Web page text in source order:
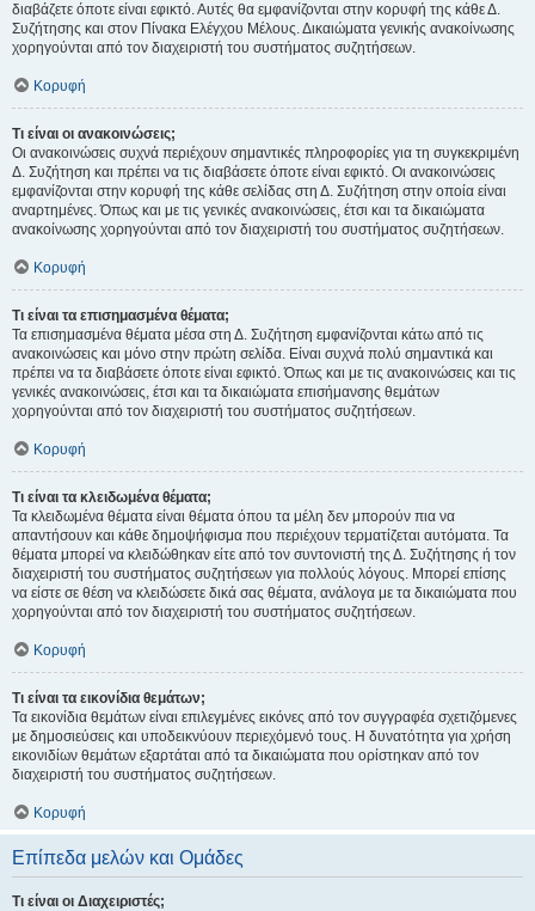
διαβάζετε όποτε είναι εφικτό. Αυτές θα εμφανίζονται στην κορυφή της κάθε Δ.
Συζήτησης και στον Πίνακα Ελέγχου Μέλους. Δικαιώματα γενικής ανακοίνωσης
χορηγούνται από τον διαχειριστή του συστήματος συζητήσεων.
Κορυφή
Τι είναι οι ανακοινώσεις;
Οι ανακοινώσεις συχνά περιέχουν σημαντικές πληροφορίες για τη συγκεκριμένη
Δ. Συζήτηση και πρέπει να τις διαβάσετε όποτε είναι εφικτό. Οι ανακοινώσεις
εμφανίζονται στην κορυφή της κάθε σελίδας στη Δ. Συζήτηση στην οποία είναι
αναρτημένες. Όπως και με τις γενικές ανακοινώσεις, έτσι και τα δικαιώματα
ανακοίνωσης χορηγούνται από τον διαχειριστή του συστήματος συζητήσεων.
Κορυφή
Τι είναι τα επισημασμένα θέματα;
Τα επισημασμένα θέματα μέσα στη Δ. Συζήτηση εμφανίζονται κάτω από τις
ανακοινώσεις και μόνο στην πρώτη σελίδα. Είναι συχνά πολύ σημαντικά και
πρέπει να τα διαβάσετε όποτε είναι εφικτό. Όπως και με τις ανακοινώσεις και τις
γενικές ανακοινώσεις, έτσι και τα δικαιώματα επισήμανσης θεμάτων
χορηγούνται από τον διαχειριστή του συστήματος συζητήσεων.
Κορυφή
Τι είναι τα κλειδωμένα θέματα;
Τα κλειδωμένα θέματα είναι θέματα όπου τα μέλη δεν μπορούν πια να
απαντήσουν και κάθε δημοψήφισμα που περιέχουν τερματίζεται αυτόματα. Τα
θέματα μπορεί να κλειδώθηκαν είτε από τον συντονιστή της Δ. Συζήτησης ή τον
διαχειριστή του συστήματος συζητήσεων για πολλούς λόγους. Μπορεί επίσης
να είστε σε θέση να κλειδώσετε δικά σας θέματα, ανάλογα με τα δικαιώματα που
χορηγούνται από τον διαχειριστή του συστήματος συζητήσεων.
Κορυφή
Τι είναι τα εικονίδια θεμάτων;
Τα εικονίδια θεμάτων είναι επιλεγμένες εικόνες από τον συγγραφέα σχετιζόμενες
με δημοσιεύσεις και υποδεικνύουν περιεχόμενό τους. Η δυνατότητα για χρήση
εικονιδίων θεμάτων εξαρτάται από τα δικαιώματα που ορίστηκαν από τον
διαχειριστή του συστήματος συζητήσεων.
Κορυφή
Επίπεδα μελών και Ομάδες
Τι είναι οι Διαχειριστές;